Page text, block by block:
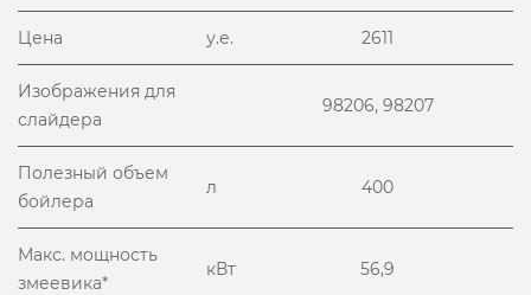
Цена у.е. 2611
Изображения для
слайдера
98206, 98207
Полезный объем
бойлера
л 400
Макс. мощность
змеевика*
кВт 56,9